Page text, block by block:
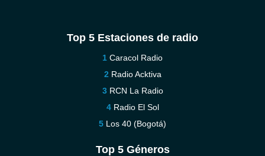
Top 5 Estaciones de radio
Caracol Radio
Radio Acktiva
RCN La Radio
Radio El Sol
Los 40 (Bogotá)
Top 5 Géneros